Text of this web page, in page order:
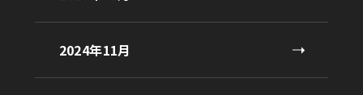
2024年11月